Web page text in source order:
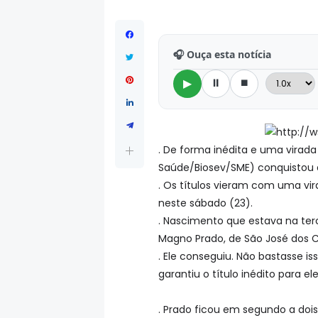
🎧 Ouça esta notícia
▶ ⏸ ⏹
. De forma inédita e uma
Saúde/Biosev/SME)
. Os títulos vieram com uma
neste sábado (23).
. Nascimento que estava na
Magno Prado, de São José dos
. Ele conseguiu. Não bastasse
garantiu o título inédito para
. Prado ficou em segundo a